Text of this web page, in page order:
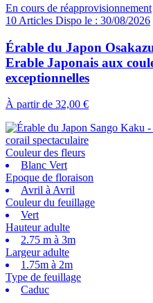
En cours de réapprovisionnement
10 Articles Dispo le : 30/08/2026
Érable du Japon
Erable Japonais aux
exceptionnelles
À partir de 32,00 €
Couleur des fleurs
Blanc Vert
Epoque de floraison
Avril à Avril
Couleur du feuillage
Vert
Hauteur adulte
2.75 m à 3m
Largeur adulte
1.75m à 2m
Type de feuillage
Caduc